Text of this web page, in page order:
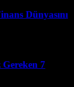
Dünyasını
7